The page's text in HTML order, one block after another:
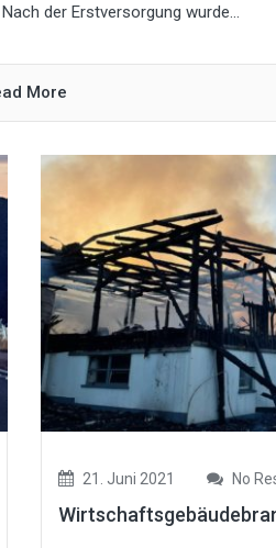
der Erstversorgung wurde...
More
21. Juni 2021 No